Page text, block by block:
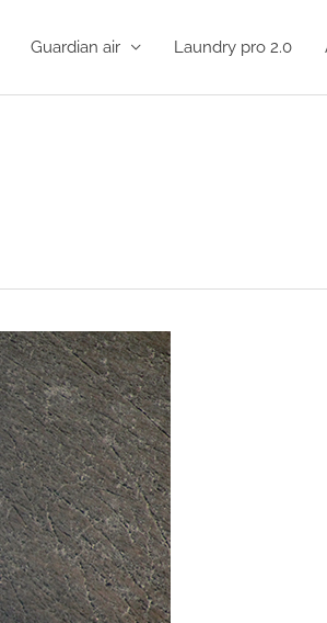
Guardian air Laundry pro 2.0